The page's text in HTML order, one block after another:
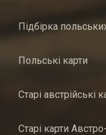
Підбірка
Польські карти
Старі австрійські
Старі карти